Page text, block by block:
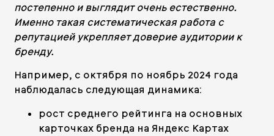
постепенно и выглядит очень естественно.
Именно такая систематическая работа с
репутацией укрепляет доверие аудитории к
бренду.
Например, с октября по ноябрь 2024 года
наблюдалась следующая динамика:
рост среднего рейтинга на основных
карточках бренда на Яндекс Картах